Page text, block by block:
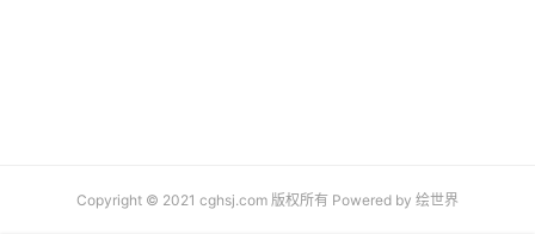
Copyright © 2021 cghsj.com 版权所有 Powered by 绘世界